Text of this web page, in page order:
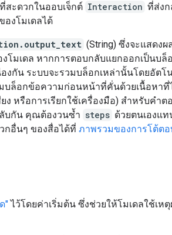
สะดวกในออบเจ็กต์ Interaction ที่ส่ง
องโมเดลได้
(String) ซึ่งจะแสดงผ
โมเดล หากการตอบกลับแยกออกเป็นบล็
งกัน ระบบจะรวมบล็อกเหล่านั้นโดยอัตโ
บล็อกข้อความก่อนหน้าที่คั่นด้วยเนื้อหาที่
หรือการเรียกใช้เครื่องมือ) สำหรับคำต
บกัน คุณต้องวนซ้ำ steps ด้วยตนเองแ
กอื่นๆ ของสื่อได้ที่ ภาพรวมของการโต้ตอ
"ไว้โดยค่าเริ่มต้น ซึ่งช่วยให้โมเดลใช้เห